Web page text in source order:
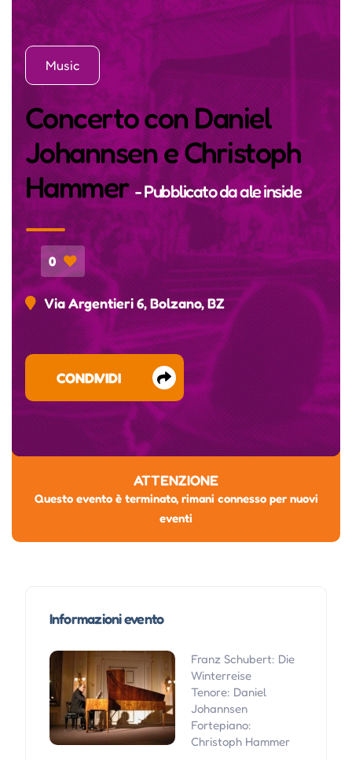
Music
Concerto con Daniel
Johannsen e Christoph
Hammer- Pubblicato daale inside
0
Via Argentieri 6, Bolzano, BZ
CONDIVIDI
ATTENZIONE
Questo evento è terminato, rimani connesso per nuovi
eventi
Informazioni evento
Franz Schubert: Die
Winterreise
Tenore: Daniel
Johannsen
Fortepiano:
Christoph Hammer